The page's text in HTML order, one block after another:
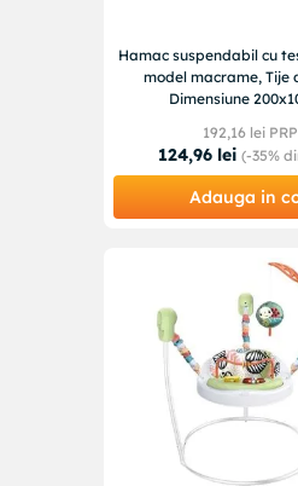
Hamac suspendabil cu
model macrame, Tije
Dimensiune
192,16 lei PRP
124,96 lei (-35%
Adauga in